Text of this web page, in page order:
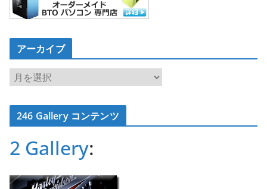
アーカイブ
ア
ー
カ
イ246 Gallery コンテンツ
2 Gallery: